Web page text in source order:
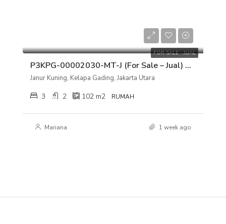
FOR SALE - JUAL
P3KPG-00002030-MT-J (For Sale – Jual) Rumah Janur Kuning, Kelapa Gading, Jakarta Utara
Janur Kuning, Kelapa Gading, Jakarta Utara
3 2 102 m2 RUMAH
Mariana 1 week ago